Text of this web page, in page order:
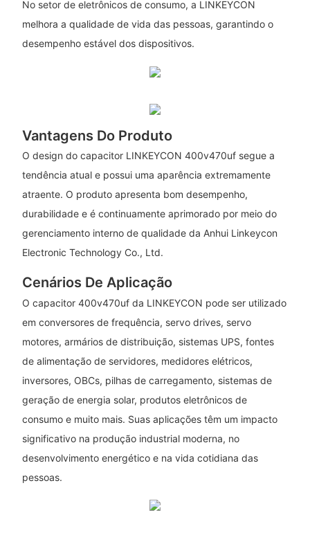
No setor de eletrônicos de consumo, a LINKEYCON
melhora a qualidade de vida das pessoas, garantindo o
desempenho estável dos dispositivos.
Vantagens Do Produto
O design do capacitor LINKEYCON 400v470uf segue a
tendência atual e possui uma aparência extremamente
atraente. O produto apresenta bom desempenho,
durabilidade e é continuamente aprimorado por meio do
gerenciamento interno de qualidade da Anhui Linkeycon
Electronic Technology Co., Ltd.
Cenários De Aplicação
O capacitor 400v470uf da LINKEYCON pode ser utilizado
em conversores de frequência, servo drives, servo
motores, armários de distribuição, sistemas UPS, fontes
de alimentação de servidores, medidores elétricos,
inversores, OBCs, pilhas de carregamento, sistemas de
geração de energia solar, produtos eletrônicos de
consumo e muito mais. Suas aplicações têm um impacto
significativo na produção industrial moderna, no
desenvolvimento energético e na vida cotidiana das
pessoas.